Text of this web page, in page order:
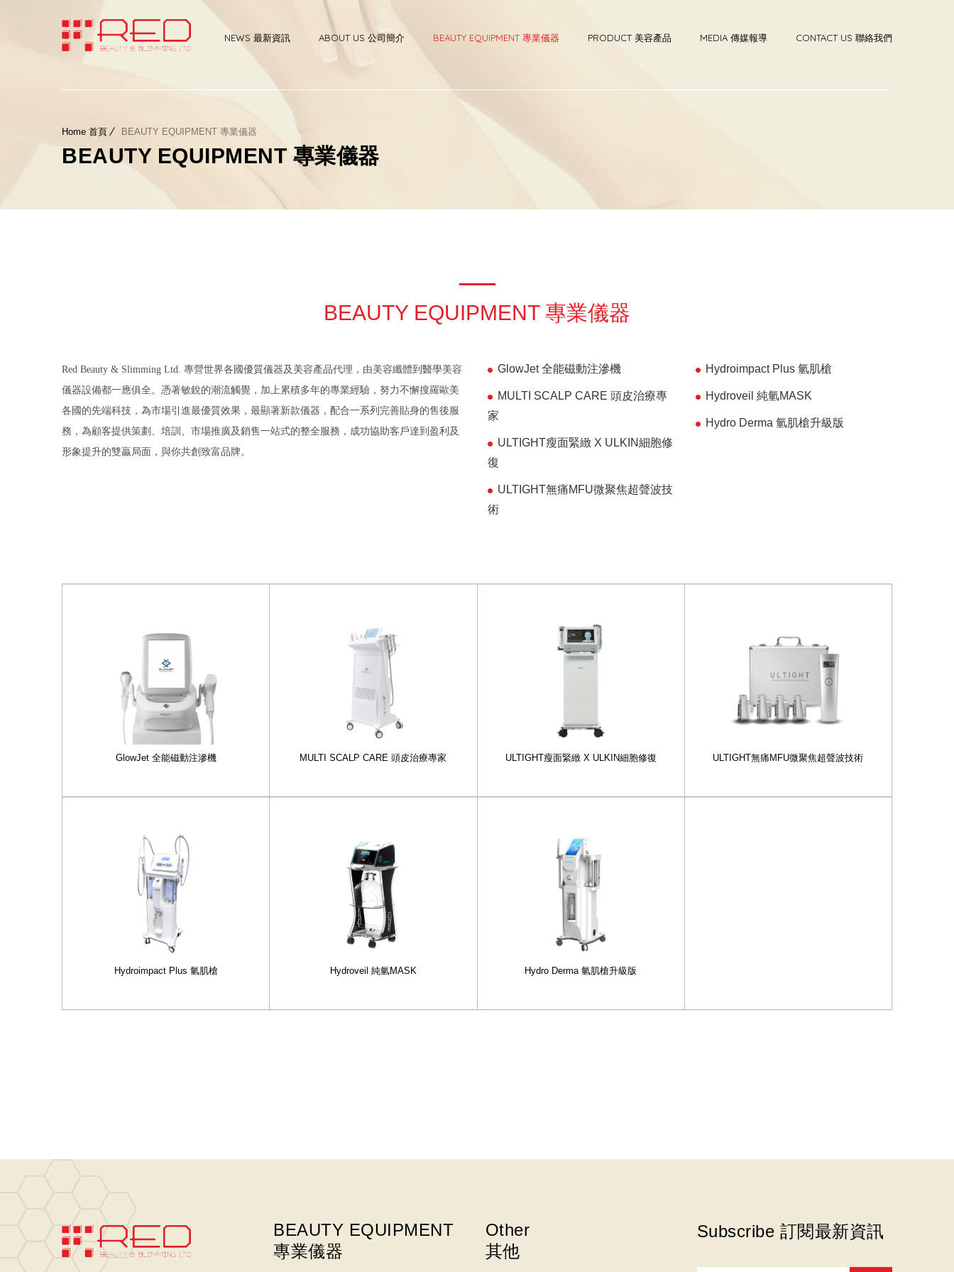
NEWS 最新資訊 ABOUT US 公司簡介 BEAUTY EQUIPMENT 專業儀器 PRODUCT 美容產品 MEDIA 傳媒報導 CONTACT US 聯絡我們
Home 首頁 BEAUTY EQUIPMENT 專業儀器
BEAUTY EQUIPMENT 專業儀器
BEAUTY EQUIPMENT 專業儀器
Red Beauty & Slimming Ltd. 專營世界各國優質儀器及美容產品代理，由美容纖體到醫學美容
儀器設備都一應俱全。憑著敏銳的潮流觸覺，加上累積多年的專業經驗 ， 努力不懈搜羅歐美
各國的先端科技，為市場引進最優質效果，最顯著新款儀器，配合一系列完善貼身的售後服
務，為顧客提供策劃、培訓、市場推廣及銷售一站式的整全服務，成功協助客戶達到盈利及
形象提升的雙贏局面，與你共創致富品牌。
GlowJet 全能磁動注滲機
MULTI SCALP CARE 頭皮治療專
家
ULTIGHT瘦面緊緻 X ULKIN細胞修
復
ULTIGHT無痛MFU微聚焦超聲波技
術
Hydroimpact Plus 氫肌槍
Hydroveil 純氫MASK
Hydro Derma 氫肌槍升級版
GlowJet 全能磁動注滲機 MULTI SCALP CARE 頭皮治療專家 ULTIGHT瘦面緊緻 X ULKIN細胞修復 ULTIGHT無痛MFU微聚焦超聲波技術
Hydroimpact Plus 氫肌槍 Hydroveil 純氫MASK Hydro Derma 氫肌槍升級版
BEAUTY EQUIPMENT
專業儀器
Other
其他
Subscribe 訂閱最新資訊